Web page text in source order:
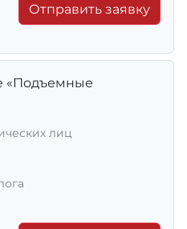
Отправить заявку
«Подъемные
лиц